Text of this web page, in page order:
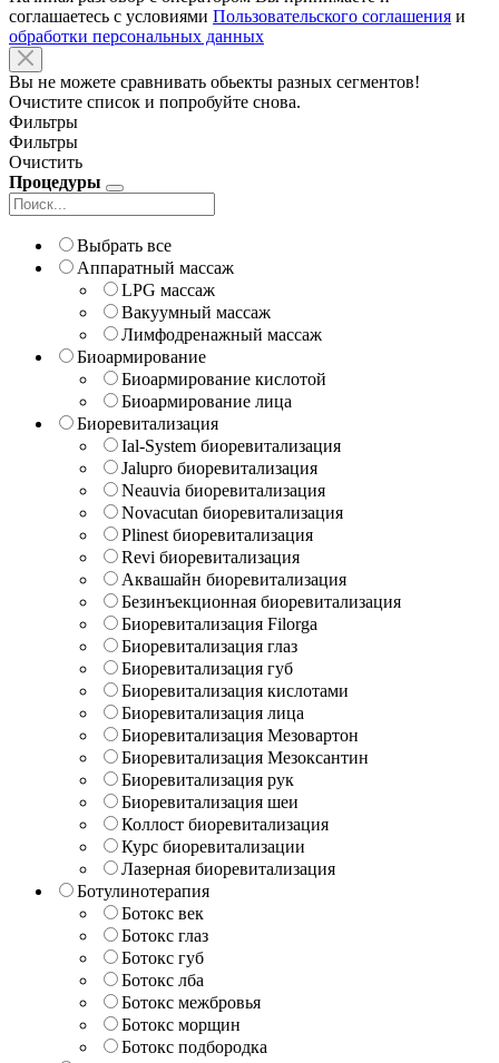
соглашаетесь с условиями Пользовательского соглашения и
обработки персональных данных
Вы не можете сравнивать обьекты разных сегментов!
Очистите список и попробуйте снова.
Фильтры
Фильтры
Очистить
Процедуры
Выбрать все
Аппаратный массаж
LPG массаж
Вакуумный массаж
Лимфодренажный массаж
Биоармирование
Биоармирование кислотой
Биоармирование лица
Биоревитализация
Ial-System биоревитализация
Jalupro биоревитализация
Neauvia биоревитализация
Novacutan биоревитализация
Plinest биоревитализация
Revi биоревитализация
Аквашайн биоревитализация
Безинъекционная биоревитализация
Биоревитализация Filorga
Биоревитализация глаз
Биоревитализация губ
Биоревитализация кислотами
Биоревитализация лица
Биоревитализация Мезовартон
Биоревитализация Мезоксантин
Биоревитализация рук
Биоревитализация шеи
Коллост биоревитализация
Курс биоревитализации
Лазерная биоревитализация
Ботулинотерапия
Ботокс век
Ботокс глаз
Ботокс губ
Ботокс лба
Ботокс межбровья
Ботокс морщин
Ботокс подбородка